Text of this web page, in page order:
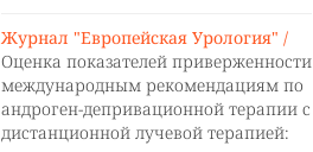
Журнал "Европейская Урология" /
Оценка показателей приверженности
международным рекомендациям по
андроген-депривационной терапии с
дистанционной лучевой терапией: